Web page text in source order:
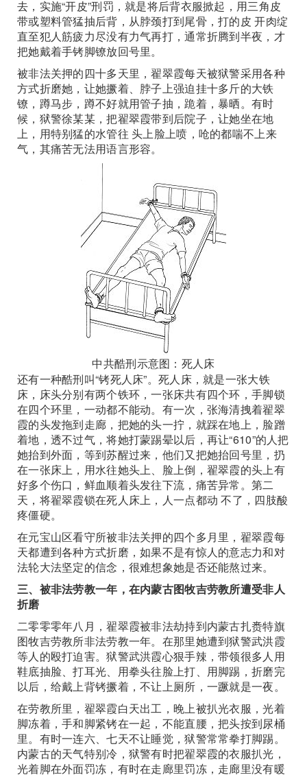
去，实施“开皮”刑罚，就是将后背衣服掀起，用三角皮
带或塑料管猛抽后背，从脖颈打到尾骨，打的皮 开肉绽
直至犯人筋疲力尽没有力气再打，通常折腾到半夜，才
把她戴着手铐脚镣放回号里。
被非法关押的四十多天里，翟翠霞每天被狱警采用各种
方式折磨她，让她撅着、脖子上强迫挂十多斤的大铁
镣，蹲马步，蹲不好就用管子抽，跪着，暴晒。有时
候，狱警徐某某，把翟翠霞带到后院子，让她坐在地
上，用特别猛的水管往 头上脸上喷，呛的都喘不上来
气，其痛苦无法用语言形容。
中共酷刑示意图：死人床
还有一种酷刑叫“铐死人床”。死人床，就是一张大铁
床，床头分别有两个铁环，一张床共有四个环，手脚锁
在四个环里，一动都不能动。有一次，张海清拽着翟翠
霞的头发拖到走廊，把她的头一拧，就踩在地上，脸蹭
着地，透不过气，将她打蒙踢晕以后，再让“610”的人把
她抬到外面，等到苏醒过来，他们又把她抬回号里，扔
在一张床上，用水往她头上、脸上倒，翟翠霞的头上有
好多个伤口，鲜血顺着头发往下流，痛苦异常。第二
天，将翟翠霞锁在死人床上，人一点都动 不了，四肢酸
疼僵硬。
在元宝山区看守所被非法关押的四个多月里，翟翠霞每
天都遭到各种方式折磨，如果不是有惊人的意志力和对
法轮大法坚定的信念，很难想象她是否还能熬过来。
三、被非法劳教一年，在内蒙古图牧吉劳教所遭受非人
折磨
二零零零年八月，翟翠霞被非法劫持到内蒙古扎赉特旗
图牧吉劳教所非法劳教一年。在那里她遭到狱警武洪霞
等人的殴打迫害。狱警武洪霞心狠手辣，带领很多人用
鞋底抽脸、打耳光、用拳头往脸上打、用脚踢，折磨完
以后，给戴上背铐撅着，不让上厕所，一蹶就是一夜。
在劳教所里，翟翠霞白天出工，晚上被扒光衣服，光着
脚冻着，手和脚紧铐在一起，不能直腰，把头按到尿桶
里。有时一连六、七天不让睡觉，狱警常常拳打脚踢。
内蒙古的天气特别冷，狱警有时把翟翠霞的衣服扒光，
光着脚在外面罚冻，有时在走廊里罚冻，走廊里没有暖